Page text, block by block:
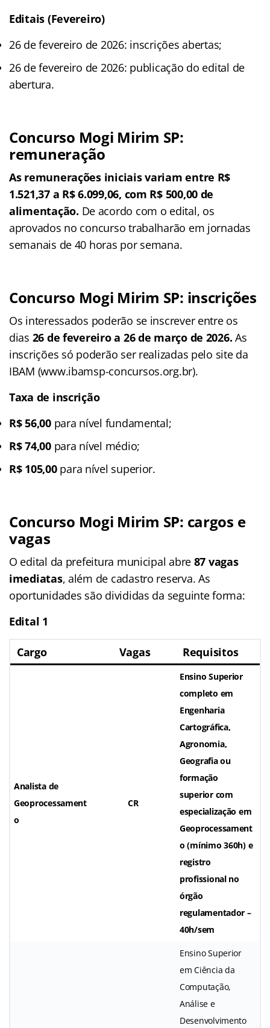
Editais (Fevereiro)
26 de fevereiro de 2026: inscrições abertas;
26 de fevereiro de 2026: publicação do edital de
abertura.
Concurso Mogi Mirim SP:
remuneração
As remunerações iniciais variam entre R$
1.521,37 a R$ 6.099,06, com R$ 500,00 de
alimentação. De acordo com o edital, os
aprovados no concurso trabalharão em jornadas
semanais de 40 horas por semana.
Concurso Mogi Mirim SP: inscrições
Os interessados poderão se inscrever entre os
dias 26 de fevereiro a 26 de março de 2026. As
inscrições só poderão ser realizadas pelo site da
IBAM (www.ibamsp-concursos.org.br).
Taxa de inscrição
R$ 56,00para nível fundamental;
R$ 74,00para nível médio;
R$ 105,00 para nível superior.
Concurso Mogi Mirim SP: cargos e
vagas
O edital da prefeitura municipal abre 87 vagas
imediatas, além de cadastro reserva. As
oportunidades são divididas da seguinte forma:
Edital 1
Cargo Vagas Requisitos
Analista de
Geoprocessament
o
CR
Ensino Superior
completo em
Engenharia
Cartográfica,
Agronomia,
Geografia ou
formação
superior com
especialização em
Geoprocessament
o (mínimo 360h) e
registro
profissional no
órgão
regulamentador –
40h/sem
Ensino Superior
em Ciência da
Computação,
Análise e
Desenvolvimento